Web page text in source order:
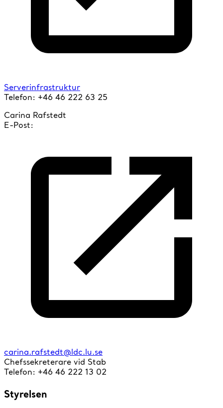
Serverinfrastruktur
Telefon: +46 46 222 63 25
Carina Rafstedt
E-Post:
carina.rafstedt@ldc.lu.se
Chefssekreterare vid Stab
Telefon: +46 46 222 13 02
Styrelsen